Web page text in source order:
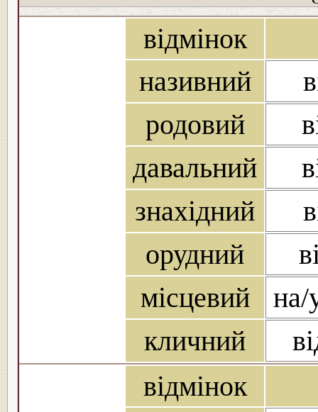
відмінок
називний
родовий
давальний
знахідний
орудний
місцевий
на/
кличний
відмінок